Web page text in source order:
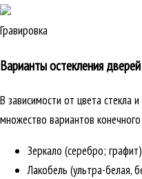
Гравировка
Варианты остекления дверей
В зависимости от цвета стекла
множество вариантов конечного
Зеркало (серебро;
Лакобель (ультра-белая,